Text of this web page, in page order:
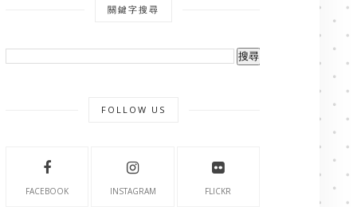
關鍵字搜尋
FOLLOW US
FACEBOOK INSTAGRAM FLICKR